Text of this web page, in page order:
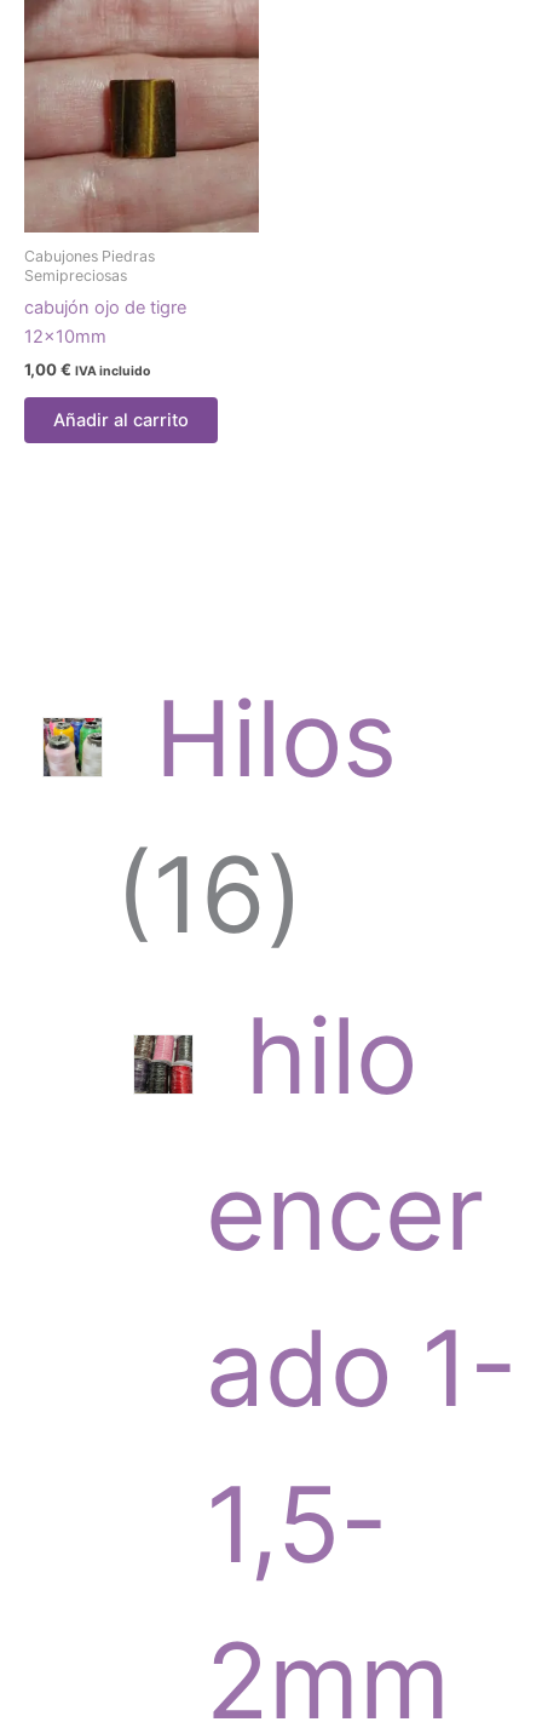
Hilos
161
6
p
r
o
d
hilo
encer
ado 1-
1,5-
2mm
Cabujones Piedras
Semipreciosas
cabujón ojo de tigre
12x10mm
1,00€ IVA incluido
Añadir al carrito